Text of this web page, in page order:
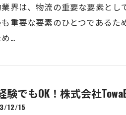
界は、物流の重要な要素と
重要な要素のひとつである
…
験でもOK！株式会社
12/15